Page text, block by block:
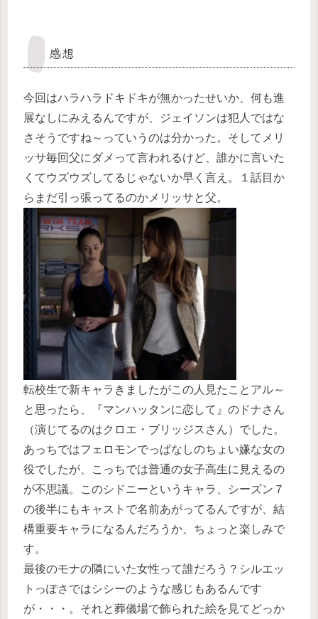
感想
今回はハラハラドキドキが無かったせいか、何も進
展なしにみえるんですが、ジェイソンは犯人ではな
さそうですね～っていうのは分かった。そしてメリ
ッサ毎回父にダメって言われるけど、誰かに言いた
くてウズウズしてるじゃないか早く言え。１話目か
らまだ引っ張ってるのかメリッサと父。
転校生で新キャラきましたがこの人見たことアル～
と思ったら、『マンハッタンに恋して』のドナさん
（演じてるのはクロエ・ブリッジスさん）でした。
あっちではフェロモンでっぱなしのちょい嫌な女の
役でしたが、こっちでは普通の女子高生に見えるの
が不思議。このシドニーというキャラ、シーズン７
の後半にもキャストで名前あがってるんですが、結
構重要キャラになるんだろうか、ちょっと楽しみで
す。
最後のモナの隣にいた女性って誰だろう？シルエッ
トっぽさではシシーのような感じもあるんです
が・・・。それと葬儀場で飾られた絵を見てどっか